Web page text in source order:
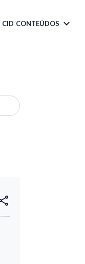
CID CONTEÚDOS